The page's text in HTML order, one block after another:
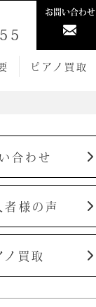
お問い合わせ
ピアノ買取
合わせ
者様の声
ノ買取